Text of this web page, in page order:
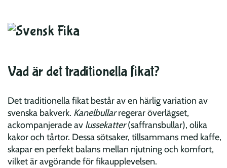
Vad är det traditionella fikat?
Det traditionella fikat består av en härlig variation av
svenska bakverk. Kanelbullarregerar överlägset,
ackompanjerade av lussekatter(saffransbullar), olika
kakor och tårtor. Dessa sötsaker, tillsammans med kaffe,
skapar en perfekt balans mellan njutning och komfort,
vilket är avgörande för fikaupplevelsen.